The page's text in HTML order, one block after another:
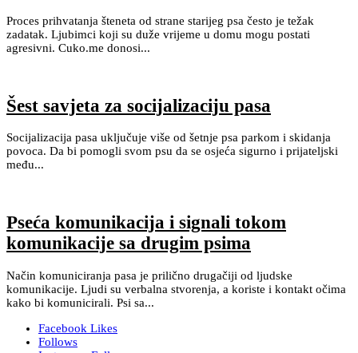
Proces prihvatanja šteneta od strane starijeg psa često je težak
zadatak. Ljubimci koji su duže vrijeme u domu mogu postati
agresivni. Cuko.me donosi...
Šest savjeta za socijalizaciju pasa
Socijalizacija pasa uključuje više od šetnje psa parkom i skidanja
povoca. Da bi pomogli svom psu da se osjeća sigurno i prijateljski
među...
Pseća komunikacija i signali tokom
komunikacije sa drugim psima
Način komuniciranja pasa je prilično drugačiji od ljudske
komunikacije. Ljudi su verbalna stvorenja, a koriste i kontakt očima
kako bi komunicirali. Psi sa...
Facebook Likes
Follows